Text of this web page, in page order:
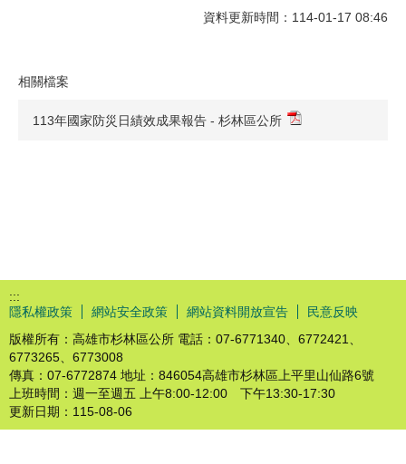
資料更新時間：114-01-17 08:46
相關檔案
113年國家防災日績效成果報告 - 杉林區公所
:::
隱私權政策
網站安全政策 網站資料開放宣告
民意反映
版權所有：高雄市杉林區公所 電話：07-6771340、6772421、
6773265、6773008
傳真：07-6772874 地址：846054高雄市杉林區上平里山仙路6號
上班時間：週一至週五 上午8:00-12:00 下午13:30-17:30
更新日期： 115-08-06